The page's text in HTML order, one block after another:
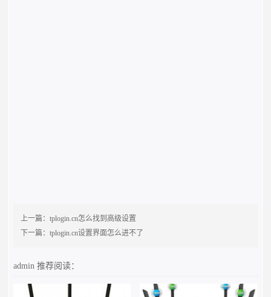
上一篇：tplogin.cn怎么找到高级设置
下一篇：tplogin.cn设置界面怎么进不了
admin推荐阅读：